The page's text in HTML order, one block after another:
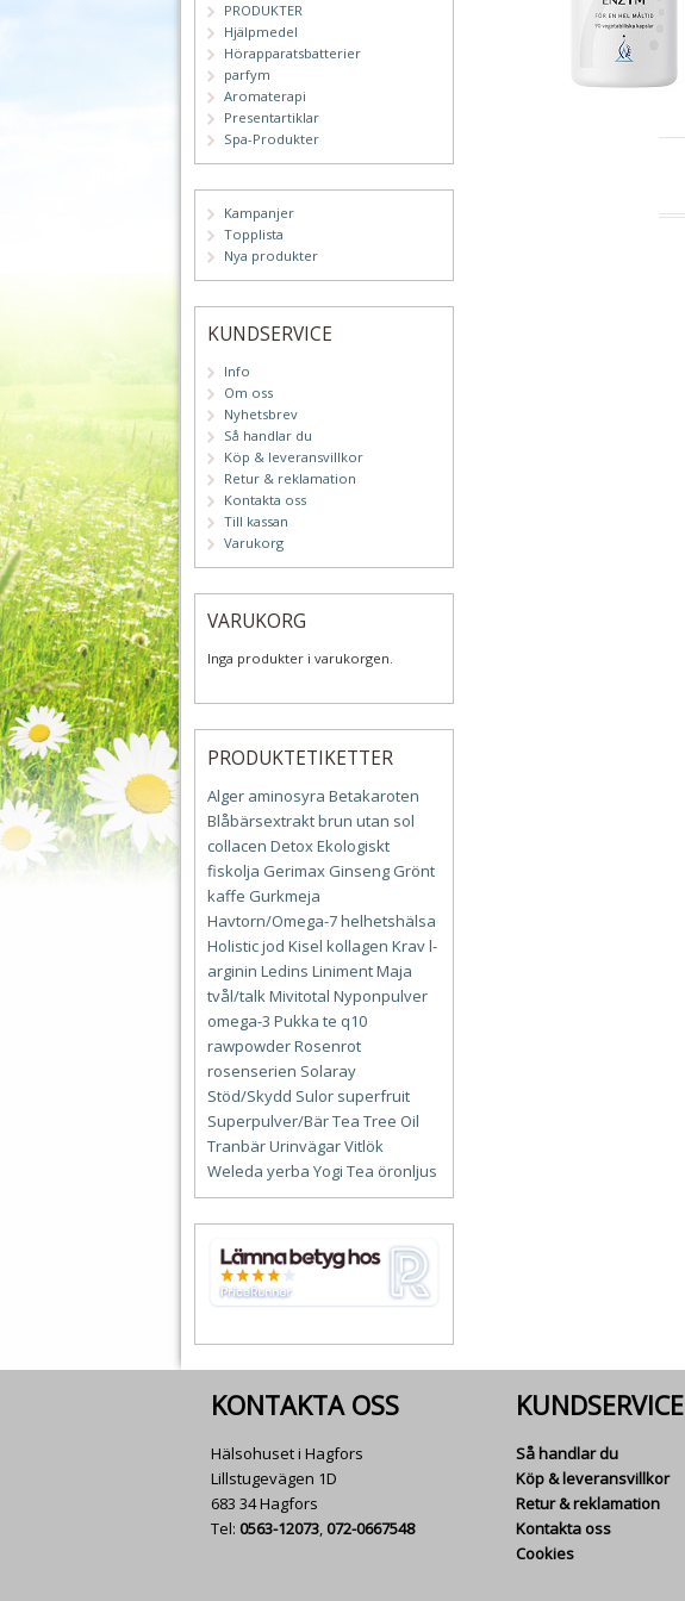
PRODUKTER
Hjälpmedel
Hörapparatsbatterier
parfym
Aromaterapi
Presentartiklar
Spa-Produkter
Kampanjer
Topplista
Nya produkter
KUNDSERVICE
Info
Om oss
Nyhetsbrev
Så handlar du
Köp & leveransvillkor
Retur & reklamation
Kontakta oss
Till kassan
Varukorg
VARUKORG
Inga produkter i varukorgen.
PRODUKTETIKETTER
Alger aminosyra Betakaroten
Blåbärsextraktbrun utan sol
collacen DetoxEkologiskt
fiskolja Gerimax Ginseng Grönt
kaffe Gurkmeja
Havtorn/Omega-7helhetshälsa
Holisticjod Kisel kollagen Kravl-
arginin Ledins LinimentMaja
tvål/talkMivitotal Nyponpulver
omega-3 Pukka te q10
rawpowderRosenrot
rosenserien Solaray
Stöd/Skydd Sulor superfruit
Superpulver/BärTea Tree Oil
TranbärUrinvägarVitlök
Weleda yerba Yogi Tea öronljus
KONTAKTA OSS
Hälsohuset i Hagfors
Lillstugevägen 1D
683 34 Hagfors
Tel: 0563-12073,072-0667548
KUNDSERVICE
Så handlar du
Köp & leveransvillkor
Retur & reklamation
Kontakta oss
Cookies